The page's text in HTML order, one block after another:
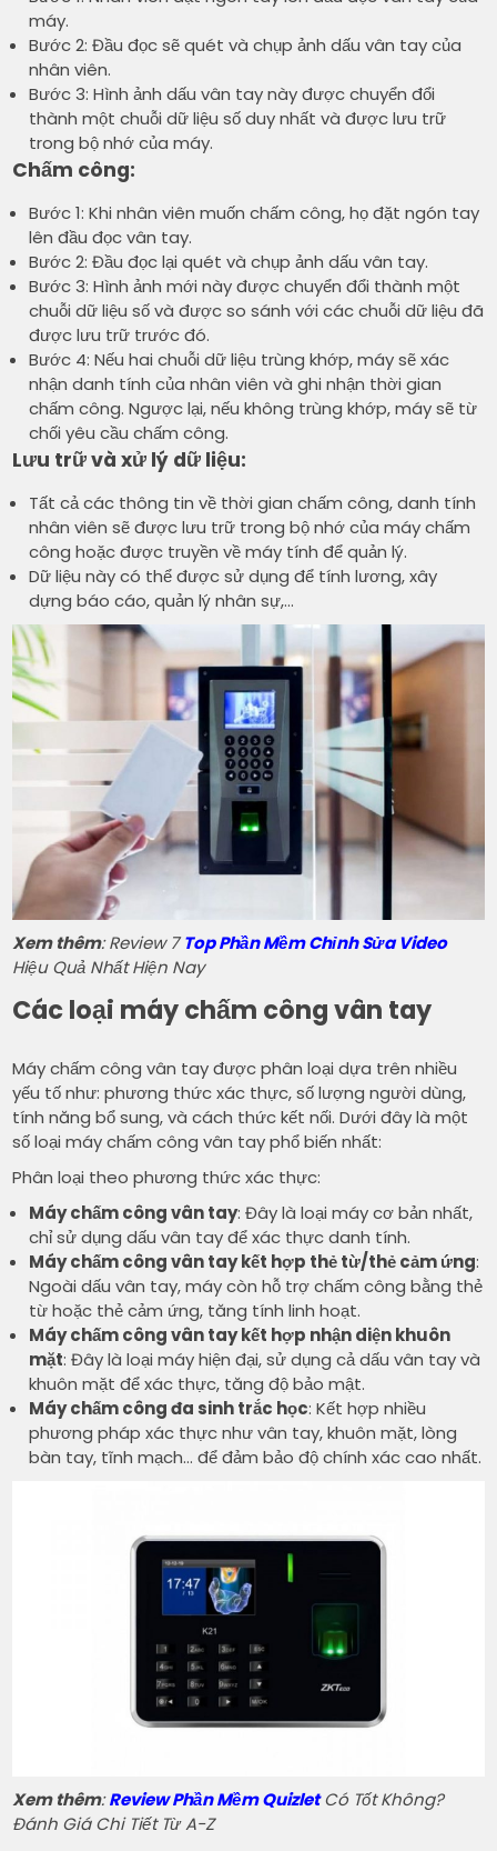
máy.
Bước 2: Đầu đọc sẽ quét và chụp ảnh dấu vân tay của
nhân viên.
Bước 3: Hình ảnh dấu vân tay này được chuyển đổi
thành một chuỗi dữ liệu số duy nhất và được lưu trữ
trong bộ nhớ của máy.
Chấm công:
Bước 1: Khi nhân viên muốn chấm công, họ đặt ngón tay
lên đầu đọc vân tay.
Bước 2: Đầu đọc lại quét và chụp ảnh dấu vân tay.
Bước 3: Hình ảnh mới này được chuyển đổi thành một
chuỗi dữ liệu số và được so sánh với các chuỗi dữ liệu đã
được lưu trữ trước đó.
Bước 4: Nếu hai chuỗi dữ liệu trùng khớp, máy sẽ xác
nhận danh tính của nhân viên và ghi nhận thời gian
chấm công. Ngược lại, nếu không trùng khớp, máy sẽ từ
chối yêu cầu chấm công.
Lưu trữ và xử lý dữ liệu:
Tất cả các thông tin về thời gian chấm công, danh tính
nhân viên sẽ được lưu trữ trong bộ nhớ của máy chấm
công hoặc được truyền về máy tính để quản lý.
Dữ liệu này có thể được sử dụng để tính lương, xây
dựng báo cáo, quản lý nhân sự,…
Xem thêm: Review 7Top Phần Mềm Chỉnh Sửa Video
Hiệu Quả Nhất Hiện Nay
Các loại máy chấm công vân tay
Máy chấm công vân tay được phân loại dựa trên nhiều
yếu tố như: phương thức xác thực, số lượng người dùng,
tính năng bổ sung, và cách thức kết nối. Dưới đây là một
số loại máy chấm công vân tay phổ biến nhất:
Phân loại theo phương thức xác thực:
Máy chấm công vân tay: Đây là loại máy cơ bản nhất,
chỉ sử dụng dấu vân tay để xác thực danh tính.
Máy chấm công vân tay kết hợp thẻ từ/thẻ cảm ứng:
Ngoài dấu vân tay, máy còn hỗ trợ chấm công bằng thẻ
từ hoặc thẻ cảm ứng, tăng tính linh hoạt.
Máy chấm công vân tay kết hợp nhận diện khuôn
mặt: Đây là loại máy hiện đại, sử dụng cả dấu vân tay và
khuôn mặt để xác thực, tăng độ bảo mật.
Máy chấm công đa sinh trắc học: Kết hợp nhiều
phương pháp xác thực như vân tay, khuôn mặt, lòng
bàn tay, tĩnh mạch… để đảm bảo độ chính xác cao nhất.
Xem thêm:Review Phần Mềm QuizletCó Tốt Không?
Đánh Giá Chi Tiết Từ A-Z